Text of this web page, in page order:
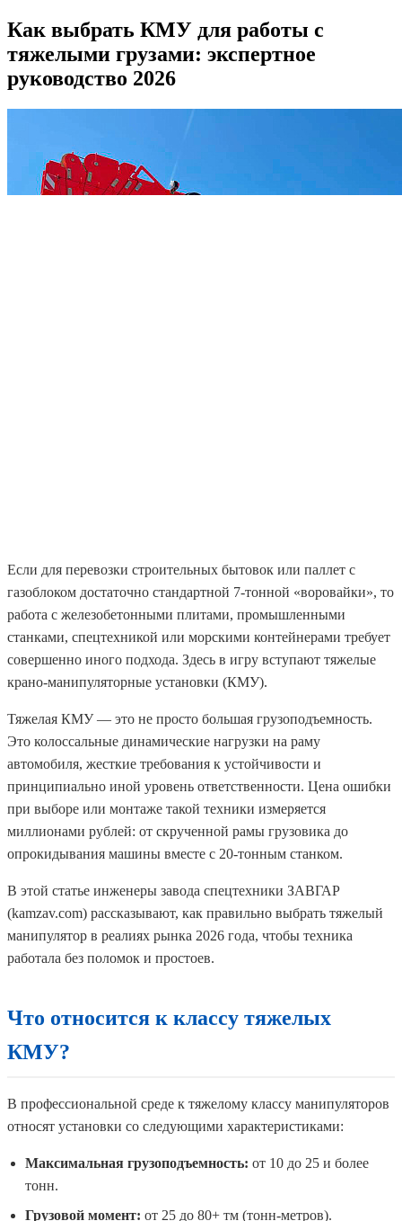
Как выбрать КМУ для работы с
тяжелыми грузами: экспертное
руководство 2026
Если для перевозки строительных бытовок или паллет с
газоблоком достаточно стандартной 7-тонной «воровайки», то
работа с железобетонными плитами, промышленными
станками, спецтехникой или морскими контейнерами требует
совершенно иного подхода. Здесь в игру вступают тяжелые
крано-манипуляторные установки (КМУ).
Тяжелая КМУ — это не просто большая грузоподъемность.
Это колоссальные динамические нагрузки на раму
автомобиля, жесткие требования к устойчивости и
принципиально иной уровень ответственности. Цена ошибки
при выборе или монтаже такой техники измеряется
миллионами рублей: от скрученной рамы грузовика до
опрокидывания машины вместе с 20-тонным станком.
В этой статье инженеры завода спецтехники ЗАВГАР
(kamzav.com) рассказывают, как правильно выбрать тяжелый
манипулятор в реалиях рынка 2026 года, чтобы техника
работала без поломок и простоев.
Что относится к классу тяжелых
КМУ?
В профессиональной среде к тяжелому классу манипуляторов
относят установки со следующими характеристиками:
Максимальная грузоподъемность: от 10 до 25 и более
тонн.
Грузовой момент: от 25 до 80+ тм (тонн-метров).